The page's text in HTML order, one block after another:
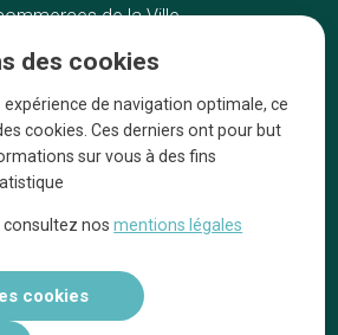
de la Ville
Artisans
A propos
On parle de nous
des cookies
de navigation optimale, ce
cookies. Ces derniers ont pour but
sur vous à des fins
consultez nosmentions légales
cookies